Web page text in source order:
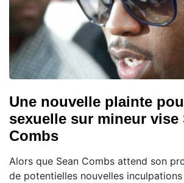
Une nouvelle plainte
sexuelle sur mineur vise
Combs
Alors que Sean Combs attend son
de potentielles nouvelles